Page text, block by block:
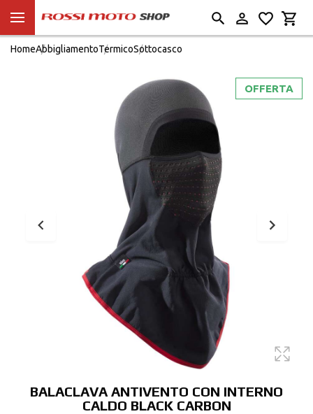
HomeAbbigliamentoTermicoSottocasco
OFFERTA
BALACLAVA ANTIVENTO CON INTERNO
CALDO BLACK CARBON